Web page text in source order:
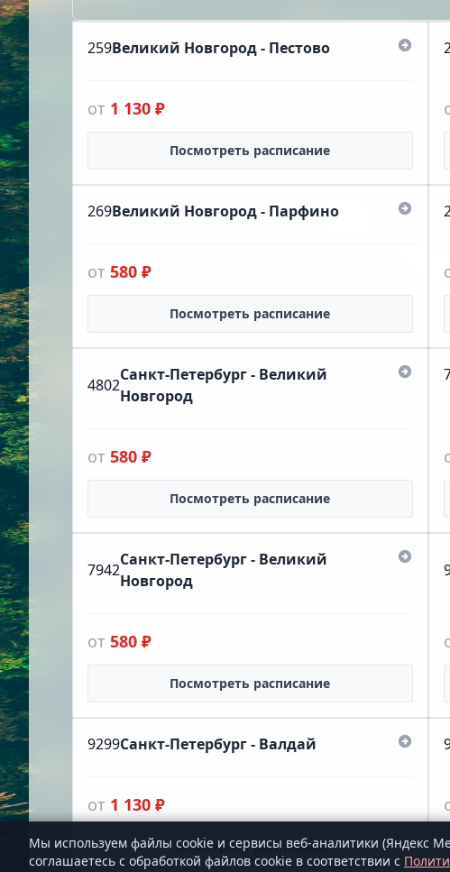
259Великий Новгород - Пестово
от 1 130 ₽
Посмотреть расписание
269Великий Новгород - Парфино
от 580 ₽
Посмотреть расписание
4802
Санкт-Петербург - Великий
Новгород
от 580 ₽
Посмотреть расписание
7942
Санкт-Петербург - Великий
Новгород
от 580 ₽
Посмотреть расписание
9299Санкт-Петербург - Валдай
от 1 130 ₽
Посмотреть расписание
Мы используем файлы cookie и сервисы веб-аналитики (Яндекс
соглашаетесь с обработкой файлов cookie в соответствии с